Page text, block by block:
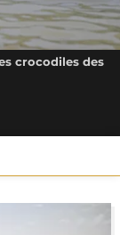
crocodiles des